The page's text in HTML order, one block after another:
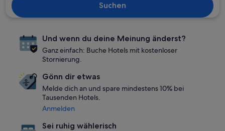
Suchen
Und wenn du deine Meinung änderst?
Ganz einfach: Buche Hotels mit kostenloser
Stornierung.
Gönn dir etwas
Melde dich an und spare mindestens 10% bei
Tausenden Hotels.
Anmelden
Sei ruhig wählerisch